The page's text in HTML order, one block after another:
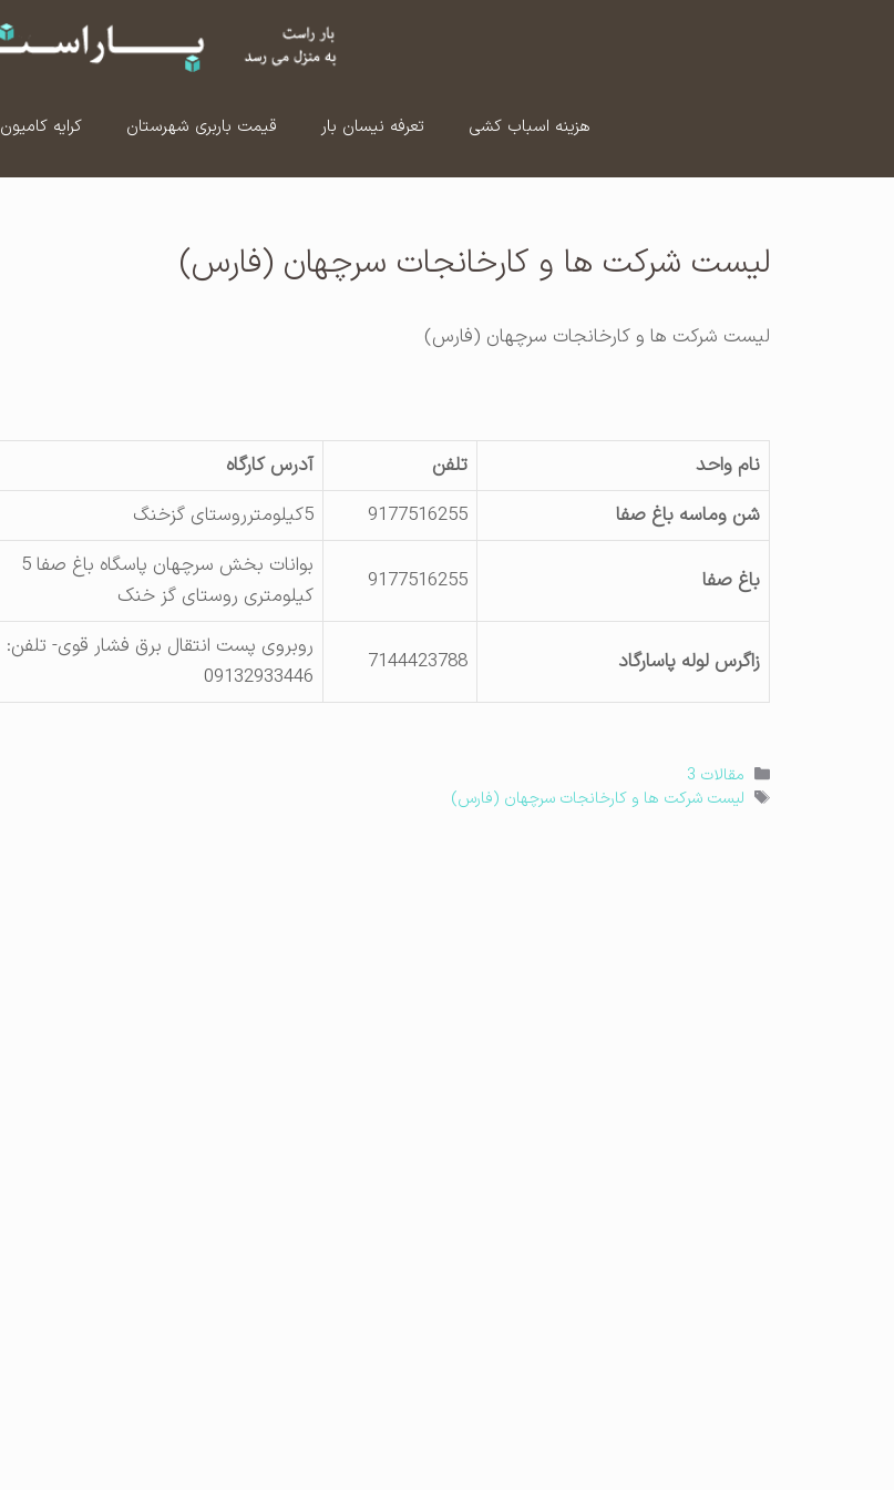
هزینه اسباب کشی تعرفه نیسان بار قیمت باربری شهرستان کرایه کامیون
لیست شرکت ها و کارخانجات سرچهان (فارس)
لیست شرکت ها و کارخانجات سرچهان (فارس)
نام واحد تلفن
آدرس کارگاه
شن وماسه باغ صفا
9177516255 5کیلومترروستای گزخنگ
باغ صفا 9177516255
بوانات بخش سرچهان پاسگاه باغ صفا 5
کیلومتری روستای گز خنک
زاگرس لوله پاسارگاد 7144423788
روبروی پست انتقال برق فشار قوی- تلفن:
09132933446
دسته‌ها
مقالات 3
برچسب‌ها
لیست شرکت ها و کارخانجات سرچهان (فارس)